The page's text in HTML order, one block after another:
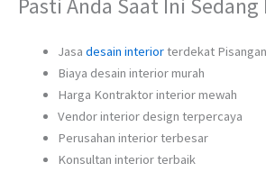
Pasti Anda Saat Ini Sedang
Jasa desain interiorterdekat Pisangan
Biaya desain interior murah
Harga Kontraktor interior mewah
Vendor interior design terpercaya
Perusahan interior terbesar
Konsultan interior terbaik